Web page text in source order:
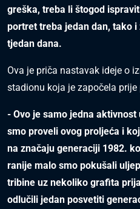
greška, treba li štogod
portret treba jedan dan, tako
tjedan dana.
Ova je priča nastavak ideje o
stadionu koja je započela prije
- Ovo je samo jedna
smo proveli ovog proljeća i
na značaju generaciji 1982.
ranije malo smo pokušali
tribine uz nekoliko grafita
odlučili jedan posvetiti